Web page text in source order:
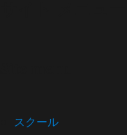
スクール